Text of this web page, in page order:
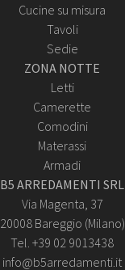
Cucine su misura
Tavoli
Sedie
ZONA NOTTE
Letti
Camerette
Comodini
Materassi
Armadi
B5 ARREDAMENTI SRL
Via Magenta, 37
20008 Bareggio (Milano)
Tel. +39 02 9013438
info@b5arredamenti.it